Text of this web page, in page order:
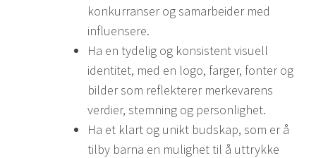
konkurranser og samarbeider med
influensere.
Ha en tydelig og konsistent visuell
identitet, med en logo, farger, fonter og
bilder som reflekterer merkevarens
verdier, stemning og personlighet.
Ha et klart og unikt budskap, som er å
tilby barna en mulighet til å uttrykke